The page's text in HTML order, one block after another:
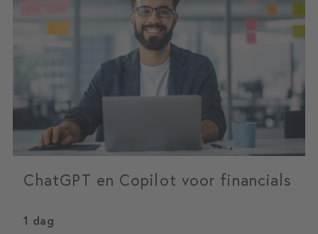
ChatGPT en Copilot voor financials
1 dag